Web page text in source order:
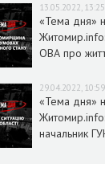
13.05.2022, 13:25
«Тема дня»
ОВА про
29.04.2022, 10:59
«Тема дня»
начальник